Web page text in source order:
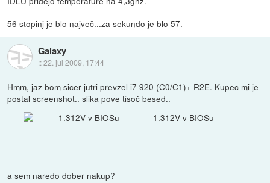
56 stopinj je blo največ...za sekundo je blo 57.
Galaxy
::22. jul 2009, 17:44
Hmm, jaz bom sicer jutri prevzel i7 920 (C0/C1)+ R2E. Kupec mi je
postal screenshot.. slika pove tisoč besed..
1.312V v BIOSu
a sem naredo dober nakup?